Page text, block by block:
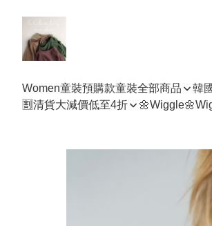
Women童裝預購款童裝全部商品 韓
🈹清貨大減價低至4折